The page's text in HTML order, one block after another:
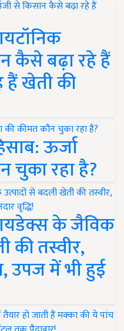
कैसे बढ़ा रहे हैं
हैं खेती की
ऊर्जा
चुका रहा है?
के जैविक
की तस्वीर,
उपज में भी हुई